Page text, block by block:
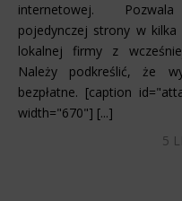
internetowej.
pojedynczej strony w
lokalnej firmy z
Należy podkreślić, że
bezpłatne. [caption
width="670"] [...]
5